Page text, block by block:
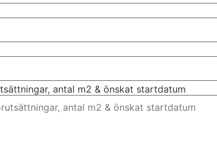
antal m2 & önskat startdatum